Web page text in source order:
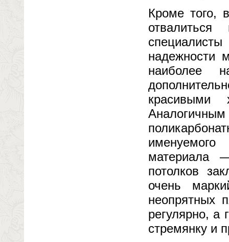
Кроме того,
надежности
наиболее
красивыми
материала
потолков
очень
неопрятных
регулярно, а
стремянку и